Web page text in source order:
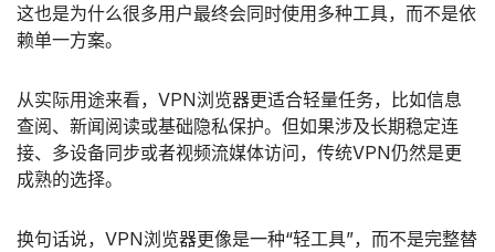
这也是为什么很多用户最终会同时使用多种工具，而不是依
赖单一方案。
从实际用途来看，VPN浏览器更适合轻量任务，比如信息
查阅、新闻阅读或基础隐私保护。但如果涉及长期稳定连
接、多设备同步或者视频流媒体访问，传统VPN仍然是更
成熟的选择。
换句话说，VPN浏览器更像是一种“轻工具”，而不是完整替